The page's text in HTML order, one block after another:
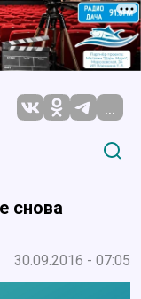
...
снова
30.09.2016 - 07:05